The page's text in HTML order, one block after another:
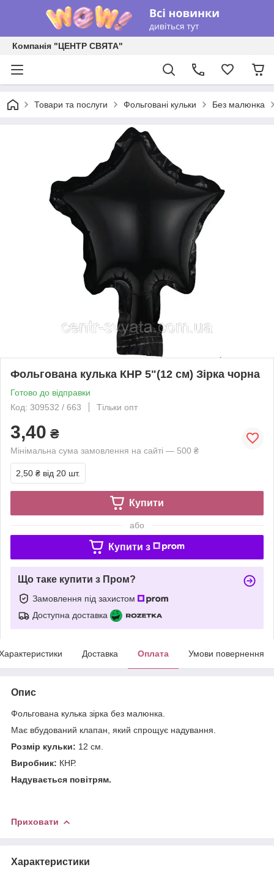
Компанія "ЦЕНТР СВЯТА"
Товари та послуги Фольговані кульки Без малюнка
Фольгована кулька КНР 5"(12 см) Зірка чорна
Готово до відправки
Код: 309532 / 663
Тільки опт
3,40 ₴
Мінімальна сума замовлення на сайті — 500 ₴
2,50 ₴ від 20 шт.
Купити
або
Купити з
Що таке купити з Пром?
Замовлення під захистом
Доступна доставка
Доставка Оплата Умови повернення
Опис
Фольгована кулька зірка без малюнка.
Має вбудований клапан, який спрощує надування.
Розмір кульки: 12 см.
Виробник: КНР.
Надувається повітрям.
Приховати
Характеристики